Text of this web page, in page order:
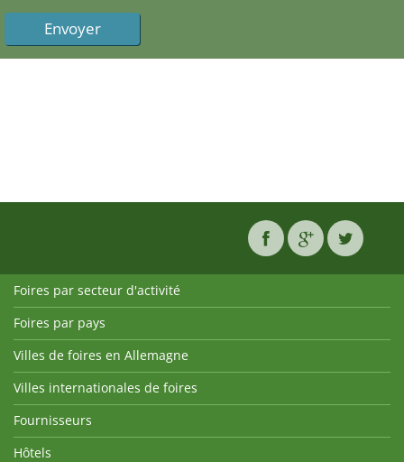
Foires par secteur d'activité
Foires par pays
Villes de foires en Allemagne
Villes internationales de foires
Fournisseurs
Hôtels